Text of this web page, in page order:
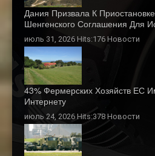
Дания Призвала К
Шенгенского Соглашения Для
июль 31, 2026 Hits:176 Новости
43% Фермерских Хозяйств ЕС
Интернету
июль 24, 2026 Hits:378 Новости